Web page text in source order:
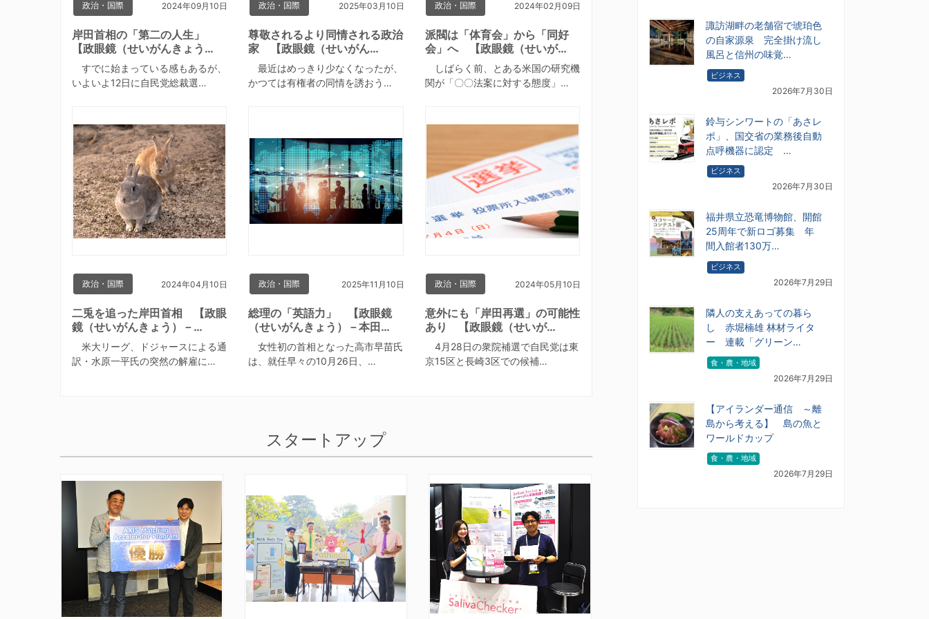
政治・国際 2024年09月10日
岸田首相の「第二の人生」
【政眼鏡（せいがんきょう…
すでに始まっている感もあるが、
いよいよ12日に自民党総裁選…
政治・国際 2025年03月10日
尊敬されるより同情される政治
家 【政眼鏡（せいがん…
最近はめっきり少なくなったが、
かつては有権者の同情を誘おう…
政治・国際 2024年02月09日
派閥は「体育会」から「同好
会」へ 【政眼鏡（せいが…
しばらく前、とある米国の研究機
関が「〇〇法案に対する態度」…
政治・国際 2024年04月10日
二兎を追った岸田首相 【政眼
鏡（せいがんきょう）－…
米大リーグ、ドジャースによる通
訳・水原一平氏の突然の解雇に…
政治・国際 2025年11月10日
総理の「英語力」 【政眼鏡
（せいがんきょう）－本田…
女性初の首相となった高市早苗氏
は、就任早々の10月26日、…
政治・国際 2024年05月10日
意外にも「岸田再選」の可能性
あり 【政眼鏡（せいが…
4月28日の衆院補選で自民党は東
京15区と長崎3区での候補…
スタートアップ
諏訪湖畔の老舗宿で琥珀色
の自家源泉 完全掛け流し
風呂と信州の味覚…
ビジネス
2026年7月30日
鈴与シンワートの「あさレ
ポ」、国交省の業務後自動
点呼機器に認定 …
ビジネス
2026年7月30日
福井県立恐竜博物館、開館
25周年で新ロゴ募集 年
間入館者130万…
ビジネス
2026年7月29日
隣人の支えあっての暮ら
し 赤堀楠雄 林材ライタ
ー 連載「グリーン…
食・農・地域
2026年7月29日
【アイランダー通信 ～離
島から考える】 島の魚と
ワールドカップ
食・農・地域
2026年7月29日